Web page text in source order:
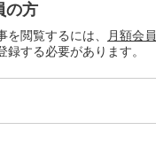
の方
を閲覧するには、 月額会員
録する必要があります。